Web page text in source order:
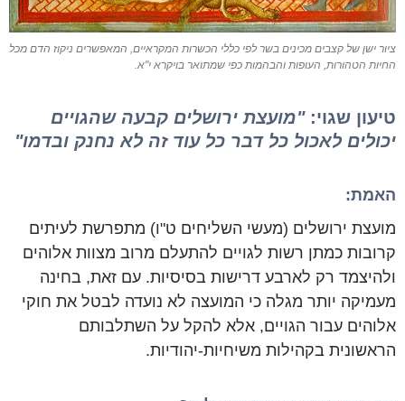
ציור ישן של קצבים מכינים בשר לפי כללי הכשרות המקראיים, המאפשרים ניקוז הדם מכל
החיות הטהורות, העופות והבהמות כפי שמתואר בויקרא י"א.
טיעון שגוי:"מועצת ירושלים קבעה שהגויים
יכולים לאכול כל דבר כל עוד זה לא נחנק ובדמו"
האמת:
מועצת ירושלים (מעשי השליחים ט"ו) מתפרשת לעיתים
קרובות כמתן רשות לגויים להתעלם מרוב מצוות אלוהים
ולהיצמד רק לארבע דרישות בסיסיות. עם זאת, בחינה
מעמיקה יותר מגלה כי המועצה לא נועדה לבטל את חוקי
אלוהים עבור הגויים, אלא להקל על השתלבותם
הראשונית בקהילות משיחיות-יהודיות.